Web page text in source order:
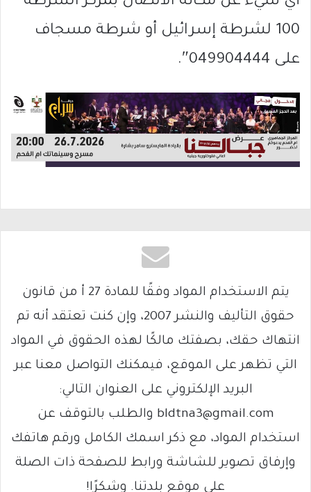
100 لشرطة إسرائيل أو شرطة مسجاف
على 049904444″.
يتم الاستخدام المواد وفقًا للمادة 27 أ من قانون
حقوق التأليف والنشر 2007، وإن كنت تعتقد أنه تم
انتهاك حقك، بصفتك مالكًا لهذه الحقوق في المواد
التي تظهر على الموقع، فيمكنك التواصل معنا عبر
البريد الإلكتروني على العنوان التالي:
bldtna3@gmail.com والطلب بالتوقف عن
استخدام المواد، مع ذكر اسمك الكامل ورقم هاتفك
وإرفاق تصوير للشاشة ورابط للصفحة ذات الصلة
على موقع بلدتنا. وشكرًا!